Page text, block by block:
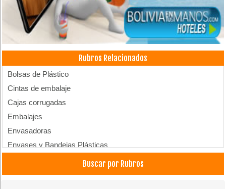
Rubros Relacionados
Bolsas de Plástico
Cintas de embalaje
Cajas corrugadas
Embalajes
Envasadoras
Envases y Bandejas Plásticas
Buscar por Rubros